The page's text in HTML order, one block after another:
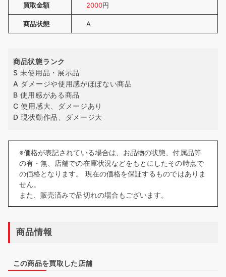
買取金額 2000円
商品状態 A
商品状態ランク
S 未使用品・展示品
A ダメージや使用感がほぼない商品
B 使用感がある商品
C 使用感大、ダメージあり
D 現状動作品、ダメージ大
※価格が表記されている場合は、お品物の状態、付属品等
の有・無、店舗での在庫状況などをもとにしたその時点で
の価格となります。 現在の価格を保証するものではありま
せん。
また、販売済みで品切れの場合もございます。
商品情報
この商品を買取した店舗